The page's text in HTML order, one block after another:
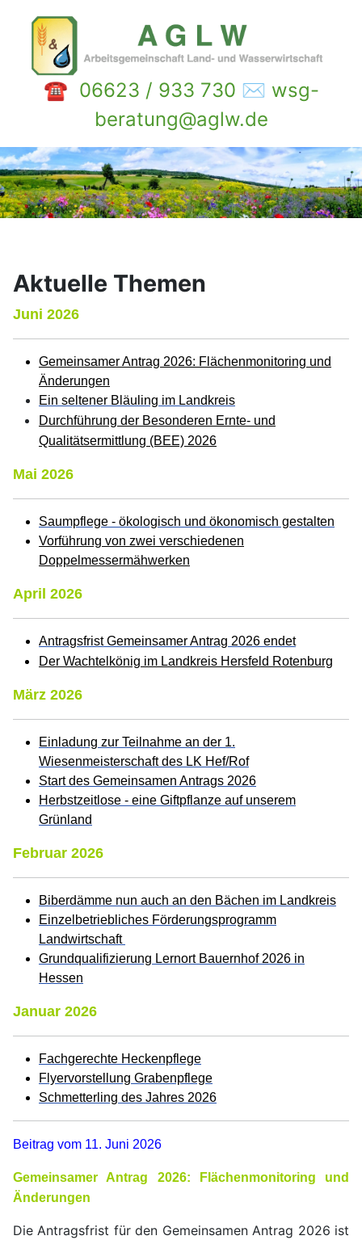
☎ 06623 / 933 730 ✉ wsg-
beratung@aglw.de
Aktuelle Themen
Juni 2026
Gemeinsamer Antrag 2026: Flächenmonitoring und
Änderungen
Ein seltener Bläuling im Landkreis
Durchführung der Besonderen Ernte- und
Qualitätsermittlung (BEE) 2026
Mai 2026
Saumpflege - ökologisch und ökonomisch gestalten
Vorführung von zwei verschiedenen
Doppelmessermähwerken
April 2026
Antragsfrist Gemeinsamer Antrag 2026 endet
Der Wachtelkönig im Landkreis Hersfeld Rotenburg
März 2026
Einladung zur Teilnahme an der 1.
Wiesenmeisterschaft des LK Hef/Rof
Start des Gemeinsamen Antrags 2026
Herbstzeitlose - eine Giftpflanze auf unserem
Grünland
Februar 2026
Biberdämme nun auch an den Bächen im Landkreis
Einzelbetriebliches Förderungsprogramm
Landwirtschaft
Grundqualifizierung Lernort Bauernhof 2026 in
Hessen
Januar 2026
Fachgerechte Heckenpflege
Flyervorstellung Grabenpflege
Schmetterling des Jahres 2026
Beitrag vom 11. Juni 2026
Gemeinsamer Antrag 2026: Flächenmonitoring und
Änderungen
Die Antragsfrist für den Gemeinsamen Antrag 2026 ist